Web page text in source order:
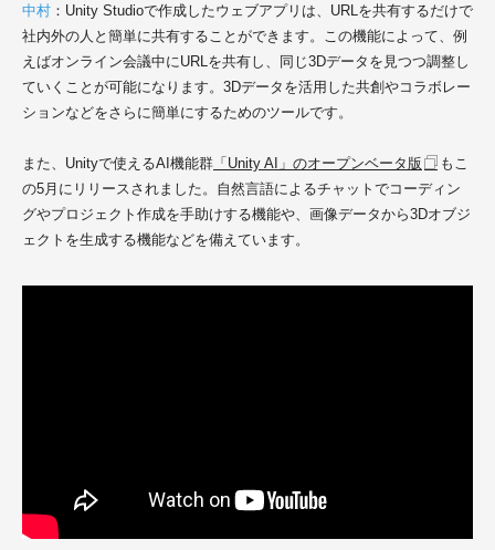
中村 ：Unity Studioで作成したウェブアプリは、URLを共有するだけで
社内外の人と簡単に共有することができます。この機能によって、例
えばオンライン会議中にURLを共有し、同じ3Dデータを見つつ調整し
ていくことが可能になります。3Dデータを活用した共創やコラボレー
ションなどをさらに簡単にするためのツールです。
また、Unityで使えるAI機能群 「Unity AI」のオープンベータ版
もこ
の5月にリリースされました。 自然言語によるチャットでコーディン
グやプロジェクト作成を手助けする機能や、画像データから3Dオブジ
ェクトを生成する機能などを備えています。